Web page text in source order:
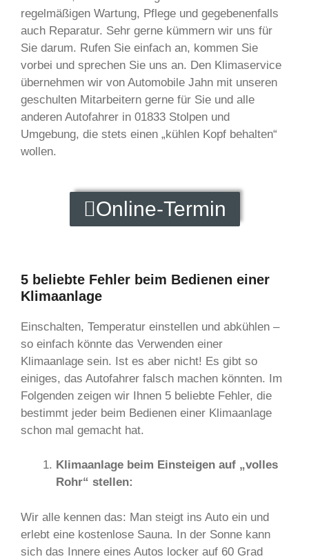
regelmäßigen Wartung, Pflege und gegebenenfalls
auch Reparatur. Sehr gerne kümmern wir uns für
Sie darum. Rufen Sie einfach an, kommen Sie
vorbei und sprechen Sie uns an. Den Klimaservice
übernehmen wir von Automobile Jahn mit unseren
geschulten Mitarbeitern gerne für Sie und alle
anderen Autofahrer in 01833 Stolpen und
Umgebung, die stets einen „kühlen Kopf behalten“
wollen.
Online-Termin
5 beliebte Fehler beim Bedienen einer
Klimaanlage
Einschalten, Temperatur einstellen und abkühlen –
so einfach könnte das Verwenden einer
Klimaanlage sein. Ist es aber nicht! Es gibt so
einiges, das Autofahrer falsch machen könnten. Im
Folgenden zeigen wir Ihnen 5 beliebte Fehler, die
bestimmt jeder beim Bedienen einer Klimaanlage
schon mal gemacht hat.
Klimaanlage beim Einsteigen auf „volles
Rohr“ stellen:
Wir alle kennen das: Man steigt ins Auto ein und
erlebt eine kostenlose Sauna. In der Sonne kann
sich das Innere eines Autos locker auf 60 Grad